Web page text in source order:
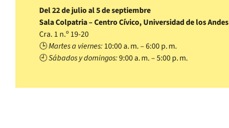
Del 22 de julio al 5 de septiembre
Sala Colpatria – Centro Cívico, Universidad de los Andes
Cra. 1 n.º 19-20
🕒Martes a viernes:10:00 a. m. – 6:00 p. m.
🕘Sábados y domingos:9:00 a. m. – 5:00 p. m.